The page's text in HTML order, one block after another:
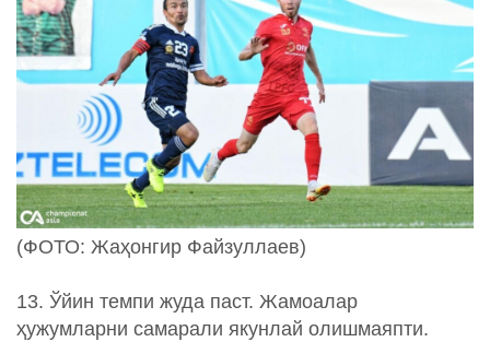
(ФОТО: Жаҳонгир Файзуллаев)
13. Ўйин темпи жуда паст. Жамоалар
ҳужумларни самарали якунлай олишмаяпти.